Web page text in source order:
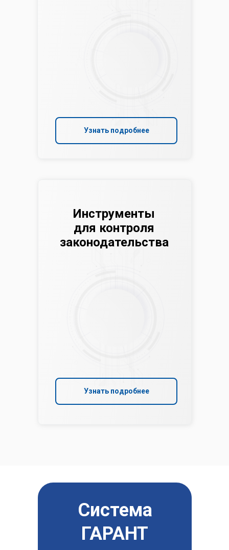
Узнать подробнее
Инструменты
для контроля
законодательства
Узнать подробнее
Система
ГАРАНТ